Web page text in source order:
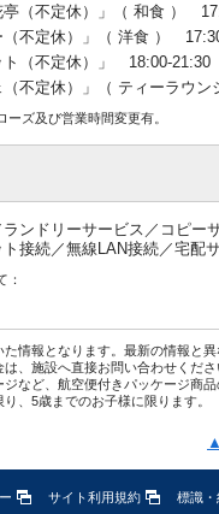
（不定休）」（ 和食 ）
（不定休）」（ 洋食 ）
（不定休）」 18:00-21:30
（不定休）」（ ティーラウ
ズ及び営業時間変更有。
ンドリーサービス／コピー
接続／無線LAN接続／宅配
：
情報となります。最新の情報と
、施設へ直接お問い合わせくださ
など、航空便付きパッケージ商品
、5歳までのお子様に限ります。
サイト利用規約
標識